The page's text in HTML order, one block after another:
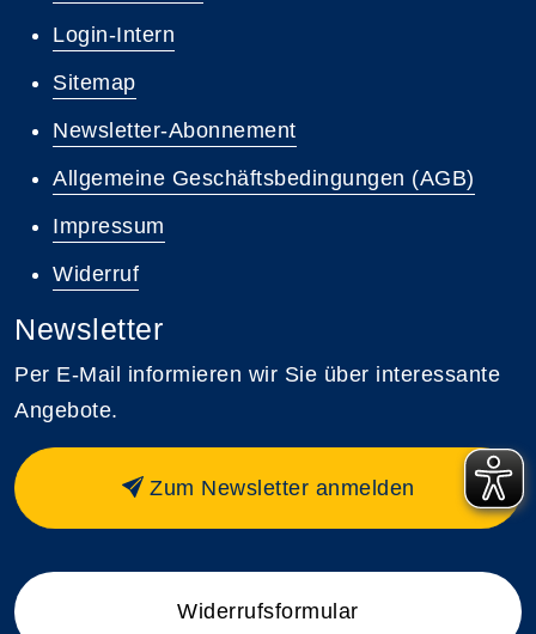
Login-Intern
Sitemap
Newsletter-Abonnement
Allgemeine Geschäftsbedingungen (AGB)
Impressum
Widerruf
Newsletter
Per E-Mail informieren wir Sie über interessante
Angebote.
Zum Newsletter anmelden
Widerrufsformular